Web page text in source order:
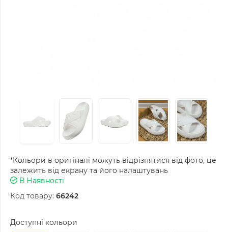
*Кольори в оригіналі можуть відрізнятися від фото, це
залежить від екрану та його налаштувань
В Наявності
Код товару: 66242
Доступні кольори